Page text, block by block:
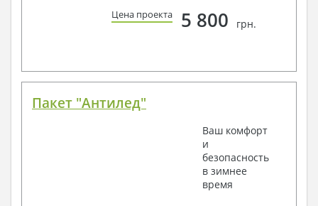
Цена проекта 5 800 грн.
Пакет "Антилед"
Ваш комфорт
и
безопасность
в зимнее
время